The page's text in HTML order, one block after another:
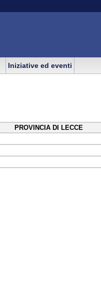
Iniziative ed eventi
PROVINCIA DI LECCE